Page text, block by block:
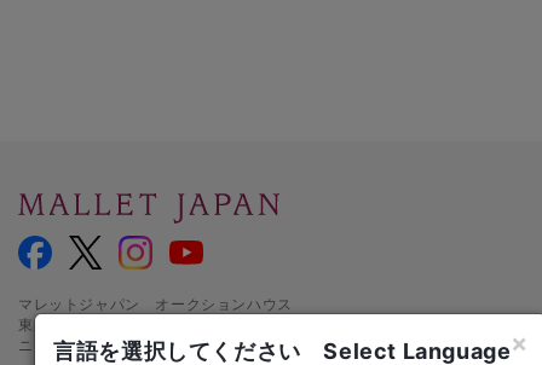
マレットジャパン オークションハウス
東京都千代田区麹町1-3-1
ニッセイ半蔵門ビル1階
言語を選択してください Select Language×